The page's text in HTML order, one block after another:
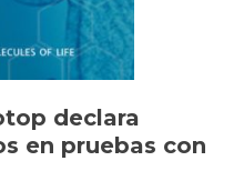
declara
en pruebas con